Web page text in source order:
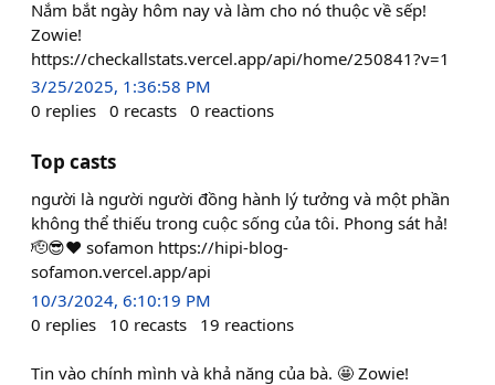
Nắm bắt ngày hôm nay và làm cho nó thuộc về sếp!
Zowie!
https://checkallstats.vercel.app/api/home/250841?v=1
3/25/2025, 1:36:58 PM
0 replies 0 recasts 0 reactions
Top casts
người là người người đồng hành lý tưởng và một phần
không thể thiếu trong cuộc sống của tôi. Phong sát hả!
🫡😎❤️ sofamon https://hipi-blog-
sofamon.vercel.app/api
10/3/2024, 6:10:19 PM
0 replies 10 recasts 19 reactions
Tin vào chính mình và khả năng của bà. 🤩 Zowie!